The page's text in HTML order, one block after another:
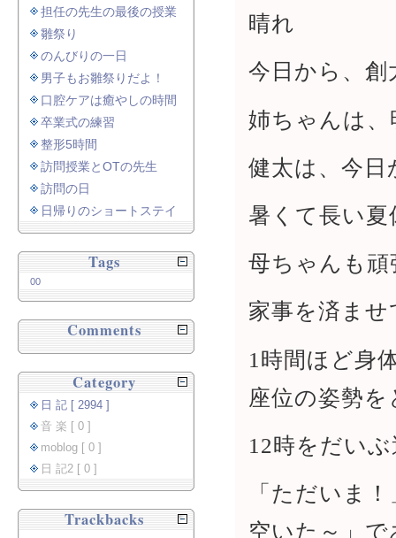
晴れ
今日から、創
姉ちゃんは
健太は、今日
暑くて長い夏
母ちゃんも
家事を済ま
1時間ほど身
座位の姿勢
12時をだい
「ただいま
空いた～」で
担任の先生の最後の授業
雛祭り
のんびりの一日
男子もお雛祭りだよ！
口腔ケアは癒やしの時間
卒業式の練習
整形5時間
訪問授業とOTの先生
訪問の日
日帰りのショートステイ
Tags
00
Comments
Category
日 記 [ 2994 ]
音 楽 [ 0 ]
moblog [ 0 ]
日 記2 [ 0 ]
Trackbacks